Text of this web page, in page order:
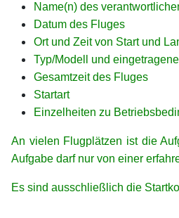
Name(n) des
Datum des Fluges
Ort und Zeit von Start und
Typ/Modell und
Gesamtzeit des Fluges
Startart
Einzelheiten zu
An vielen Flugplätzen ist die
Aufgabe darf nur von einer
Es sind ausschließlich die